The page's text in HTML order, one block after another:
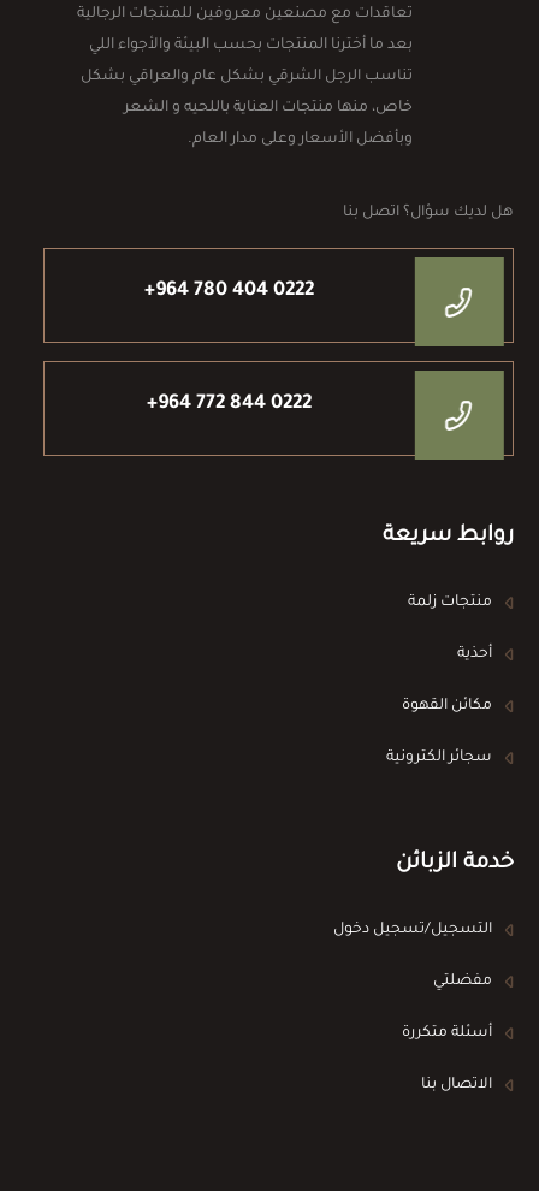
تعاقدات مع مصنعين معروفين للمنتجات الرجالية
بعد ما أخترنا المنتجات بحسب البيئة والأجواء اللي
تناسب الرجل الشرقي بشكل عام والعراقي بشكل
خاص، منها منتجات العناية باللحيه و الشعر
وبأفضل الأسعار وعلى مدار العام.
هل لديك سؤال؟ اتصل بنا
+964 780 404 0222
+964 772 844 0222
روابط سريعة
منتجات زلمة
أحذية
مكائن القهوة
سجائر الكترونية
خدمة الزبائن
التسجيل/تسجيل دخول
مفضلتي
أسئلة متكررة
الاتصال بنا